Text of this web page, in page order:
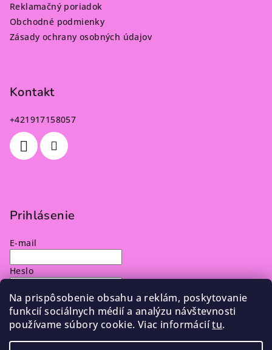
Na prispôsobenie obsahu a reklám, poskytovanie
funkcií sociálnych médií a analýzu návštevnosti
používame súbory cookie. Viac informáciítu.
Reklamačný poriadok
Obchodné podmienky
Zásady ochrany osobných údajov
Kontakt
+421917158057
Prihlásenie
E-mail
Heslo
Prihlásiť sa
Nová registráciaZabudnuté heslo